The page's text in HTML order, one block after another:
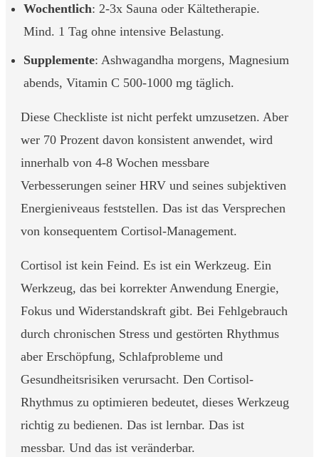
Wochentlich: 2-3x Sauna oder Kältetherapie.
Mind. 1 Tag ohne intensive Belastung.
Supplemente: Ashwagandha morgens, Magnesium
abends, Vitamin C 500-1000 mg täglich.
Diese Checkliste ist nicht perfekt umzusetzen. Aber
wer 70 Prozent davon konsistent anwendet, wird
innerhalb von 4-8 Wochen messbare
Verbesserungen seiner HRV und seines subjektiven
Energieniveaus feststellen. Das ist das Versprechen
von konsequentem Cortisol-Management.
Cortisol ist kein Feind. Es ist ein Werkzeug. Ein
Werkzeug, das bei korrekter Anwendung Energie,
Fokus und Widerstandskraft gibt. Bei Fehlgebrauch
durch chronischen Stress und gestörten Rhythmus
aber Erschöpfung, Schlafprobleme und
Gesundheitsrisiken verursacht. Den Cortisol-
Rhythmus zu optimieren bedeutet, dieses Werkzeug
richtig zu bedienen. Das ist lernbar. Das ist
messbar. Und das ist veränderbar.